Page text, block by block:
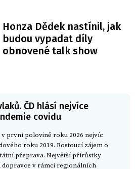
Honza Dědek nastínil, jak
budou vypadat díly
obnovené talk show
ČD hlásí nejvíce
covidu
první polovině roku 2026 nejvíc
roku 2019. Rostoucí zájem o
přeprava. Největší přírůstky
dopravce v rámci regionálních